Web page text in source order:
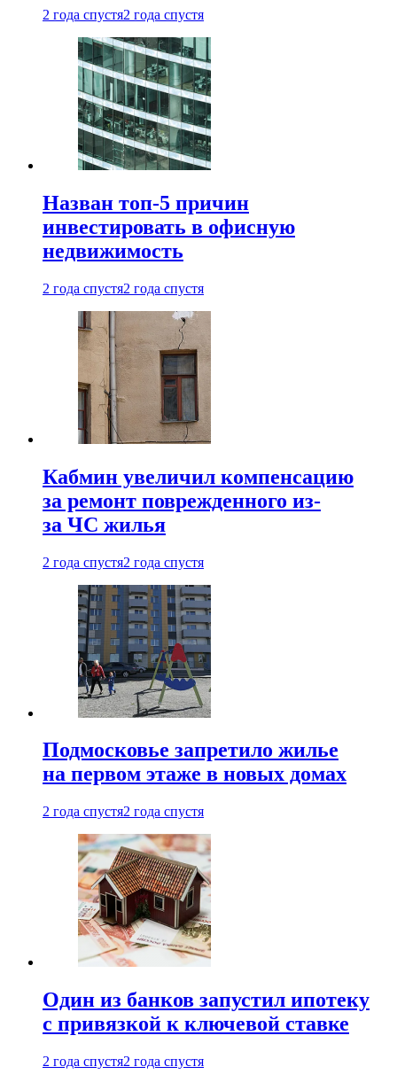
2 года спустя2 года спустя
Назван топ-5 причин
инвестировать в офисную
недвижимость
2 года спустя2 года спустя
Кабмин увеличил компенсацию
за ремонт поврежденного из-
за ЧС жилья
2 года спустя2 года спустя
Подмосковье запретило жилье
на первом этаже в новых домах
2 года спустя2 года спустя
Один из банков запустил ипотеку
с привязкой к ключевой ставке
2 года спустя2 года спустя